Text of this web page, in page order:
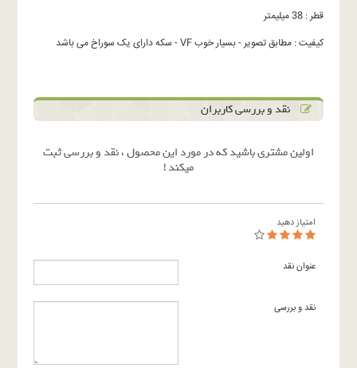
قطر : 38 میلیمتر
کیفیت : مطابق تصویر - بسیار خوب VF - سکه دارای یک سوراخ می باشد
نقد و بررسی کاربران
اولین مشتری باشید که در مورد این محصول ، نقد و بررسی ثبت
میکند !
امتیاز دهید
عنوان نقد
نقد و بررسی